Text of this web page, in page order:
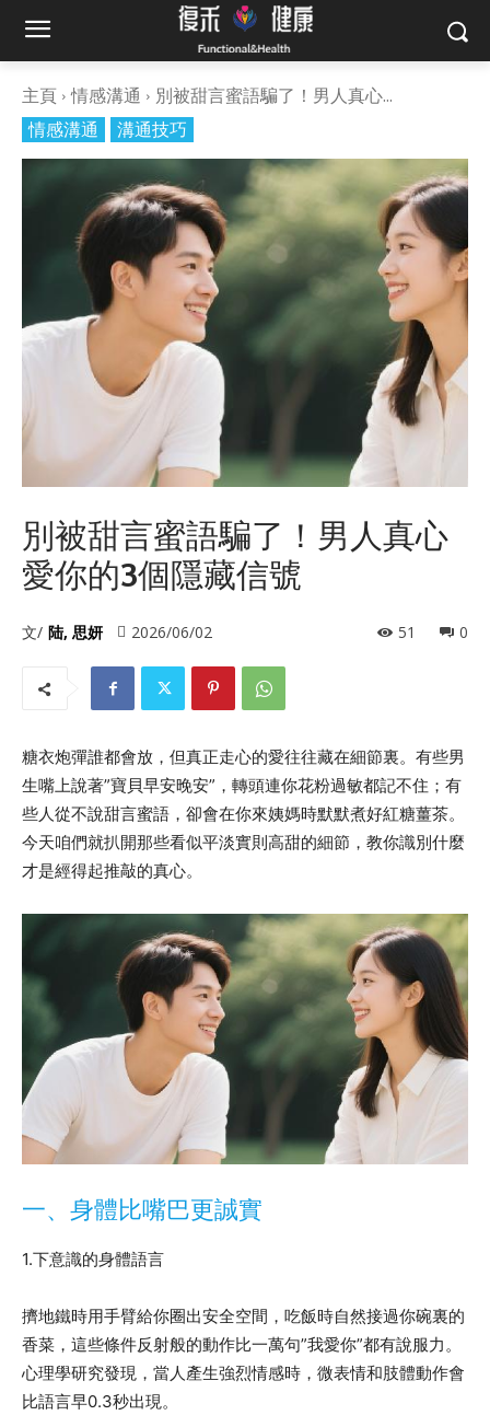
主頁 情感溝通
別被甜言蜜語騙了！男人真心...
情感溝通
溝通技巧
別被甜言蜜語騙了！男人真心
愛你的3個隱藏信號
文/ 陆, 思妍 2026/06/02 0
51
糖衣炮彈誰都會放，但真正走心的愛往往藏在細節裏。有些男
生嘴上說著”寶貝早安晚安”，轉頭連你花粉過敏都記不住；有
些人從不說甜言蜜語，卻會在你來姨媽時默默煮好紅糖薑茶。
今天咱們就扒開那些看似平淡實則高甜的細節，教你識別什麼
才是經得起推敲的真心。
一、身體比嘴巴更誠實
1.下意識的身體語言
擠地鐵時用手臂給你圈出安全空間，吃飯時自然接過你碗裏的
香菜，這些條件反射般的動作比一萬句”我愛你”都有說服力。
心理學研究發現，當人產生強烈情感時，微表情和肢體動作會
比語言早0.3秒出現。